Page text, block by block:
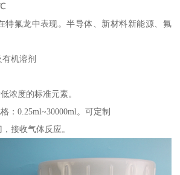
特氟龙中表现。半导体、新材料新能源、氟
机溶剂
浓度的标准元素。
：0.25ml~30000ml。可定制
接收气体反应。